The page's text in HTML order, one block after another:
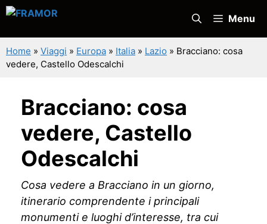
Vai
contenuto
Menu
Home » Viaggi » Europa » Italia » Lazio » Bracciano: cosa
vedere, Castello Odescalchi
Bracciano: cosa
vedere, Castello
Odescalchi
Cosa vedere a Bracciano in un giorno,
itinerario comprendente i principali
monumenti e luoghi d’interesse, tra cui